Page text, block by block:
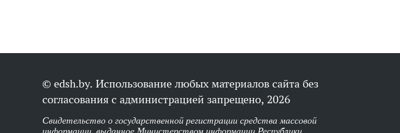
© edsh.by. Использование любых материалов сайта без
согласования с администрацией запрещено, 2026
Свидетельство о государственной регистрации средства массовой
информации, выданное Министерством информации Республики